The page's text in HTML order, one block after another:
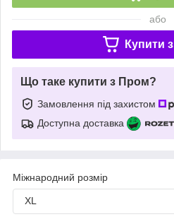
або
Купити з
Що таке купити з Пром?
Замовлення під захистом
Доступна доставка
Міжнародний розмір
XL